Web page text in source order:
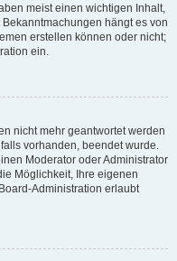
meist einen wichtigen Inhalt,
hängt es von
erstellen können oder nicht;
ein.
nicht mehr geantwortet werden
vorhanden, beendet wurde.
Moderator oder Administrator
Möglichkeit, Ihre eigenen
Administration erlaubt